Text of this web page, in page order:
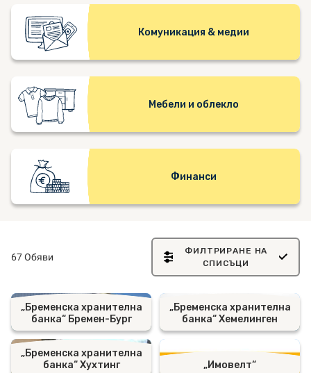
Комуникация & медии
Мебели и облекло
Финанси
67 Обяви
ФИЛТРИРАНЕ НА
СПИСЪЦИ
„Бременска хранителна
банка“ Бремен-Бург
„Бременска хранителна
банка“ Хемелинген
„Бременска хранителна
банка“ Хухтинг
„Имовелт“